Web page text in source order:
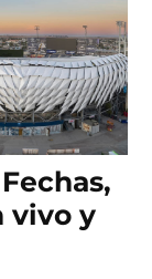
vivo y